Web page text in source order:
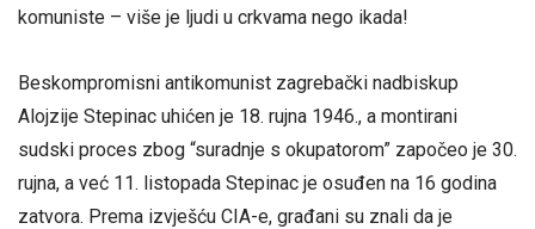
komuniste – više je ljudi u crkvama nego ikada!
Beskompromisni antikomunist zagrebački nadbiskup
Alojzije Stepinac uhićen je 18. rujna 1946., a montirani
sudski proces zbog “suradnje s okupatorom” započeo je 30.
rujna, a već 11. listopada Stepinac je osuđen na 16 godina
zatvora. Prema izvješću CIA-e, građani su znali da je